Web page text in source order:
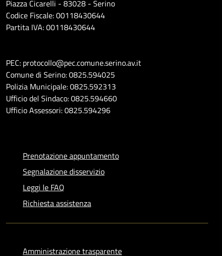
Piazza Cicarelli - 83028 - Serino
Codice Fiscale: 00118430644
Partita IVA: 00118430644
PEC: protocollo@pec.comune.serino.av.it
Comune di Serino: 0825.594025
Polizia Municipale: 0825.592313
Ufficio del Sindaco: 0825.594660
Ufficio Assessori: 0825.594296
Prenotazione appuntamento
Segnalazione disservizio
Leggi le FAQ
Richiesta assistenza
Amministrazione trasparente